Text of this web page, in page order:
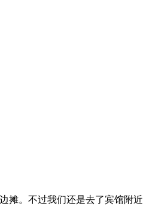
。不过我们还是去了宾馆附近